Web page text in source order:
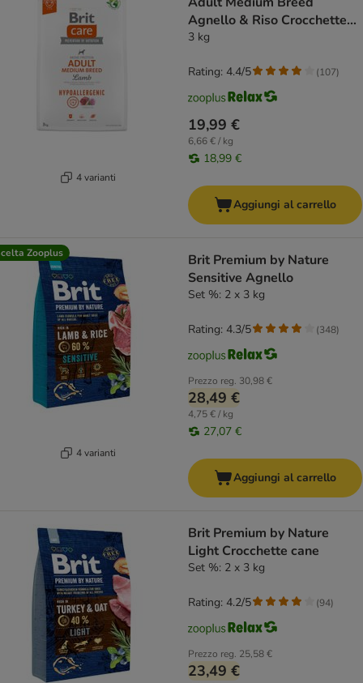
4 varianti
Agnello & Riso Crocchette
cane
3 kg
19,99 €
6,66 € / kg
18,99 €
Rating: 4.4/5 (107)
Aggiungi al carrello
Zooplus
4 varianti
Brit Premium by Nature
Sensitive Agnello
Set %: 2 x 3 kg
Prezzo reg. 30,98 €
28,49 €
4,75 € / kg
27,07 €
Rating: 4.3/5 (348)
Aggiungi al carrello
Brit Premium by Nature
Light Crocchette cane
Set %: 2 x 3 kg
Prezzo reg. 25,58 €
23,49 €
Rating: 4.2/5 (94)